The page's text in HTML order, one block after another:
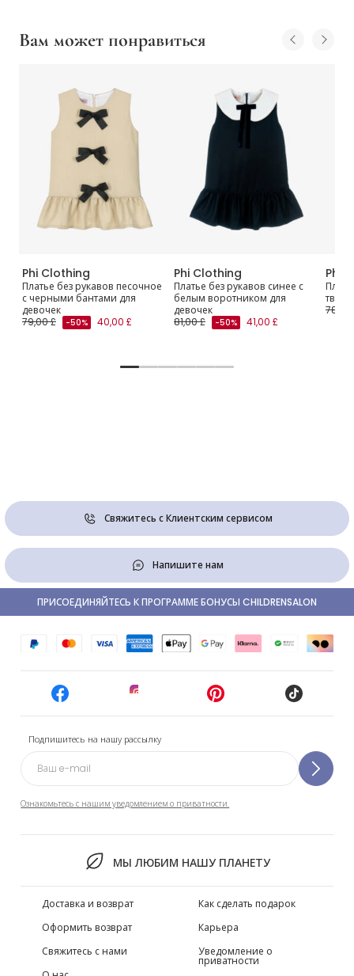
Вам может понравиться
Phi Clothing
Платье без рукавов песочное
с черными бантами для
девочек
79,00 £
-50% 40,00 £
Phi Clothing
Платье без рукавов синее с
белым воротником для
девочек
81,00 £
-50% 41,00 £
Phi
78,00
Свяжитесь с Клиентским сервисом
Напишите нам
Подпишитесь на нашу рассылку
Ознакомьтесь с нашим уведомлением о приватности.
МЫ ЛЮБИМ НАШУ ПЛАНЕТУ
ПРИСОЕДИНЯЙТЕСЬ К ПРОГРАММЕ БОНУСЫ CHILDRENSALON
Доставка и возврат
Оформить возврат
Свяжитесь с нами
Как сделать подарок
Карьера
Уведомление о
приватности